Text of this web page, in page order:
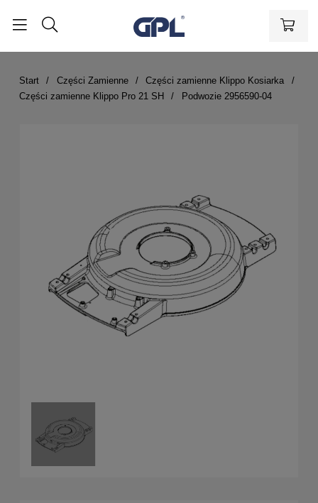
Start Części Zamienne
Części zamienne Klippo Kosiarka
Części zamienne Klippo Pro 21 SH
Podwozie 2956590-04